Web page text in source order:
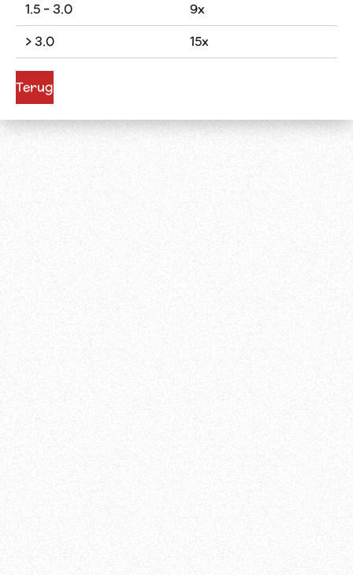
1.5 - 3.0
9x
> 3.0
15x
Terug